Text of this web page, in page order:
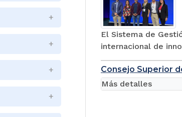
El Sistema de
internacional de
Consejo Superior
Más detalles